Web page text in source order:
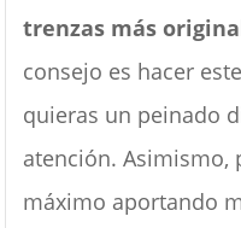
trenzas más
consejo es hacer
quieras un peinado
atención. Asimismo,
máximo aportando